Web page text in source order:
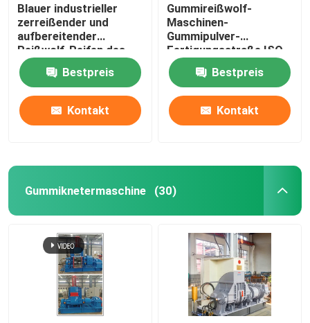
Blauer industrieller
zerreißender und
aufbereitender
Reißwolf-Reifen des
Reifen-55Kw
Bestpreis
Kontakt
Gummireißwolf-
Maschinen-
Gummipulver-
Fertigungsstraße ISO-
CER des reifen-7.5Kw
Bestpreis
Kontakt
Gummiknetermaschine (30)